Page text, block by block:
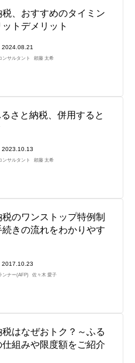
、おすすめのタイミン
トデメリット
2024.08.21
ンサルタント 頼藤 太希
さと納税、併用すると
2023.10.13
ンサルタント 頼藤 太希
のワンストップ特例制
続きの流れをわかりやす
2017.10.23
ンナー(AFP) 佐々木 愛子
はなぜおトク？～ふる
仕組みや限度額をご紹介